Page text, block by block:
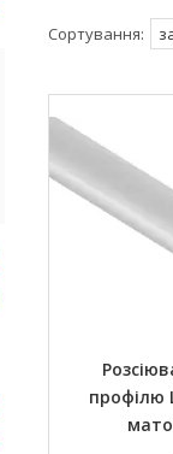
профілю